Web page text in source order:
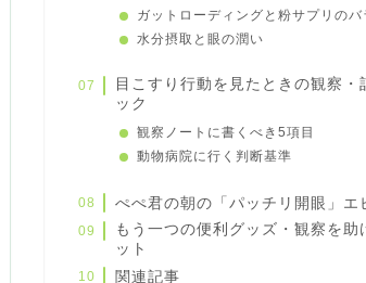
ガットローディングと粉サプリのバ
水分摂取と眼の潤い
目こすり行動を見たときの観察・
ック
観察ノートに書くべき5項目
動物病院に行く判断基準
ぺぺ君の朝の「パッチリ開眼」エ
もう一つの便利グッズ・観察を助
ット
関連記事